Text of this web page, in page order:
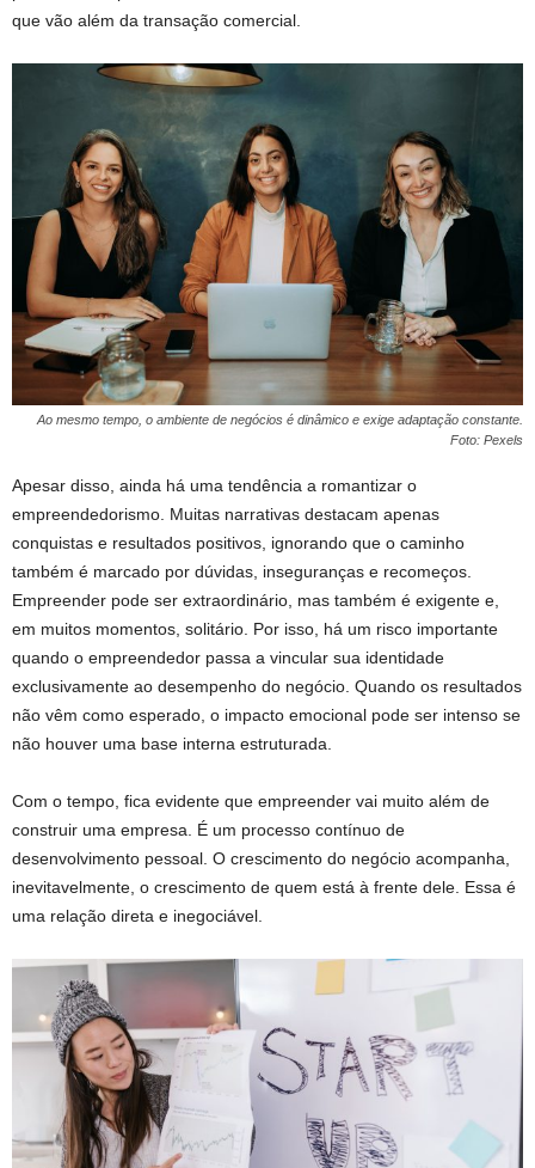
que vão além da transação comercial.
Ao mesmo tempo, o ambiente de negócios é dinâmico e exige adaptação constante.
Foto: Pexels
Apesar disso, ainda há uma tendência a romantizar o
empreendedorismo. Muitas narrativas destacam apenas
conquistas e resultados positivos, ignorando que o caminho
também é marcado por dúvidas, inseguranças e recomeços.
Empreender pode ser extraordinário, mas também é exigente e,
em muitos momentos, solitário. Por isso, há um risco importante
quando o empreendedor passa a vincular sua identidade
exclusivamente ao desempenho do negócio. Quando os resultados
não vêm como esperado, o impacto emocional pode ser intenso se
não houver uma base interna estruturada.
Com o tempo, fica evidente que empreender vai muito além de
construir uma empresa. É um processo contínuo de
desenvolvimento pessoal. O crescimento do negócio acompanha,
inevitavelmente, o crescimento de quem está à frente dele. Essa é
uma relação direta e inegociável.